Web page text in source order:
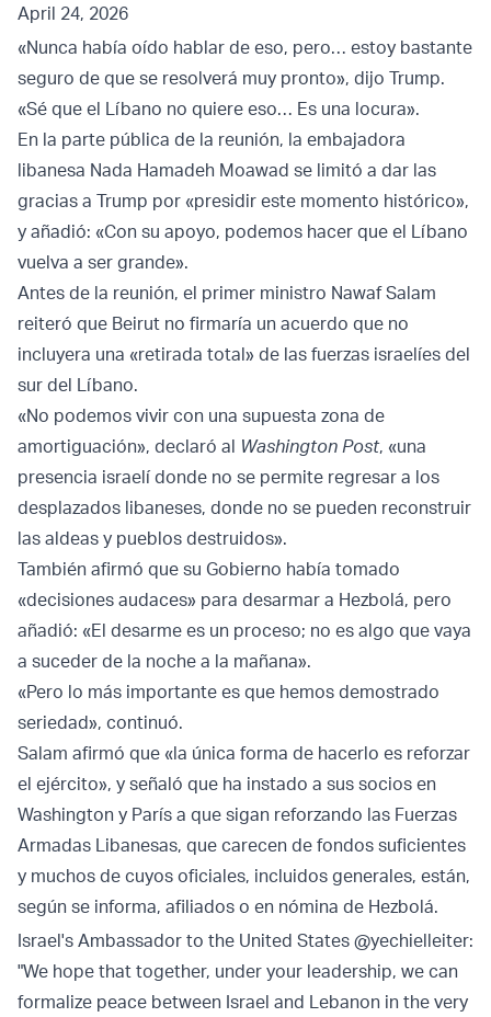
April 24, 2026
«Nunca había oído hablar de eso, pero… estoy bastante
seguro de que se resolverá muy pronto», dijo Trump.
«Sé que el Líbano no quiere eso… Es una locura».
En la parte pública de la reunión, la embajadora
libanesa Nada Hamadeh Moawad se limitó a dar las
gracias a Trump por «presidir este momento histórico»,
y añadió: «Con su apoyo, podemos hacer que el Líbano
vuelva a ser grande».
Antes de la reunión, el primer ministro Nawaf Salam
reiteró que Beirut no firmaría un acuerdo que no
incluyera una «retirada total» de las fuerzas israelíes del
sur del Líbano.
«No podemos vivir con una supuesta zona de
amortiguación», declaró al Washington Post, «una
presencia israelí donde no se permite regresar a los
desplazados libaneses, donde no se pueden reconstruir
las aldeas y pueblos destruidos».
También afirmó que su Gobierno había tomado
«decisiones audaces» para desarmar a Hezbolá, pero
añadió: «El desarme es un proceso; no es algo que vaya
a suceder de la noche a la mañana».
«Pero lo más importante es que hemos demostrado
seriedad», continuó.
Salam afirmó que «la única forma de hacerlo es reforzar
el ejército», y señaló que ha instado a sus socios en
Washington y París a que sigan reforzando las Fuerzas
Armadas Libanesas, que carecen de fondos suficientes
y muchos de cuyos oficiales, incluidos generales, están,
según se informa, afiliados o en nómina de Hezbolá.
Israel's Ambassador to the United States @yechielleiter:
"We hope that together, under your leadership, we can
formalize peace between Israel and Lebanon in the very